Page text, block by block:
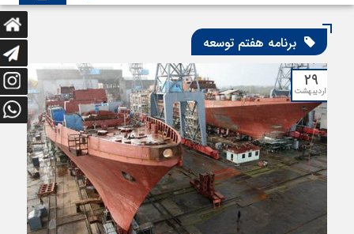
برنامه هفتم توسعه
۲۹
اردیبهشت